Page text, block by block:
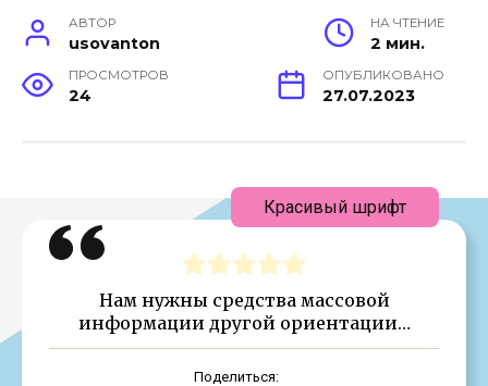
АВТОР
usovanton
НА ЧТЕНИЕ
2 мин.
ПРОСМОТРОВ
24
ОПУБЛИКОВАНО
27.07.2023
Нам нужны средства массовой
информации другой ориентации…
Поделиться:
Красивый шрифт